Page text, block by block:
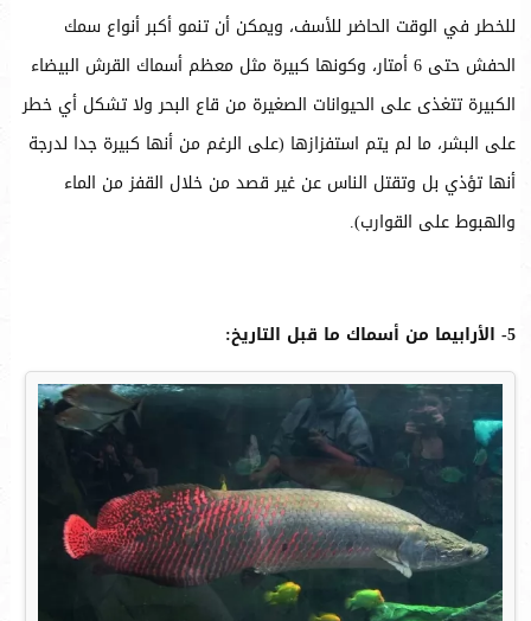
للخطر في الوقت الحاضر للأسف، ويمكن أن تنمو أكبر أنواع سمك
الحفش حتى 6 أمتار، وكونها كبيرة مثل معظم أسماك القرش البيضاء
الكبيرة تتغذى على الحيوانات الصغيرة من قاع البحر ولا تشكل أي خطر
على البشر، ما لم يتم استفزازها (على الرغم من أنها كبيرة جدا لدرجة
أنها تؤذي بل وتقتل الناس عن غير قصد من خلال القفز من الماء
والهبوط على القوارب).
5- الأرابيما من أسماك ما قبل التاريخ: